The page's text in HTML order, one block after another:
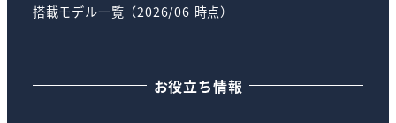
搭載モデル一覧（2026/06 時点）
お役立ち情報